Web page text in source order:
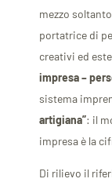
mezzo
portatrice di
creativi ed
impresa –
sistema
artigiana”: il
impresa è la
Di rilievo il